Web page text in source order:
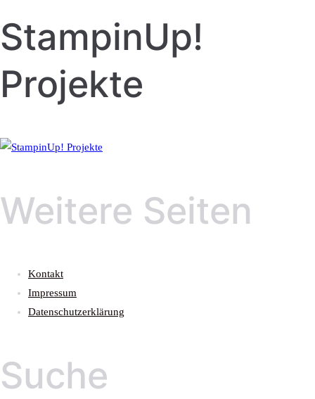
StampinUp!
Projekte
Weitere Seiten
Kontakt
Impressum
Datenschutzerklärung
Suche